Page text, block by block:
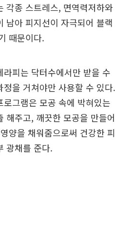
각종 스트레스, 면역력저하와
남아 피지선이 자극되어 블랙
때문이다.
피는 닥터수에서만 받을 수
정을 거쳐야만 사용할 수 있다.
그램은 모공 속에 박혀있는
해주고, 깨끗한 모공을 만들어
양을 채워줌으로써 건강한 피
광채를 준다.